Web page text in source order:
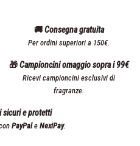
🚚 Consegna gratuita
Per ordini superiori a 150€.
🎁 Campioncini omaggio sopra i 99€
Ricevi campioncini esclusivi di
fragranze.
sicuri e protetti
PayPale NexiPay.